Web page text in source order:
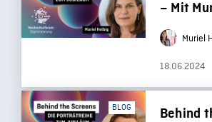
– Mit
Muriel
18.06.2024
BLOG
Behind